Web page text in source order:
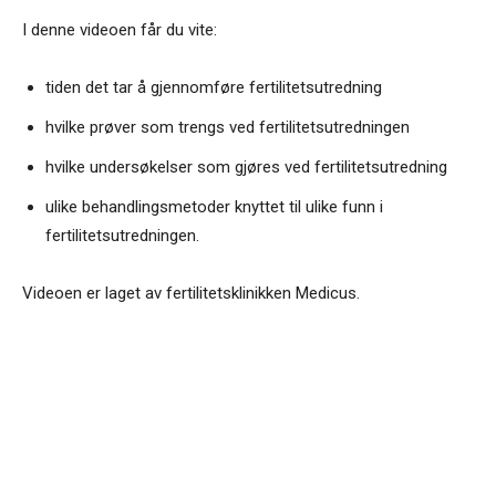
I denne videoen får du vite:
tiden det tar å gjennomføre fertilitetsutredning
hvilke prøver som trengs ved fertilitetsutredningen
hvilke undersøkelser som gjøres ved fertilitetsutredning
ulike behandlingsmetoder knyttet til ulike funn i
fertilitetsutredningen.
Videoen er laget av fertilitetsklinikken Medicus.